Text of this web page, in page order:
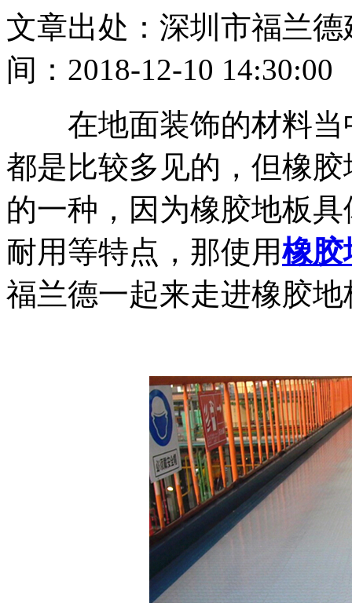
文章出处：深圳市福兰
间：2018-12-10 14:30:00
在地面装饰的材料当
都是比较多见的，但橡
的一种，因为橡胶地板
耐用等特点，那使用橡胶
福兰德一起来走进橡胶地